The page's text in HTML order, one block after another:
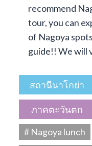
recommend
tour, you can
of Nagoya
guide!! We will
สถานีนาโกย่า
ภาคตะวันตก
# Nagoya lunch